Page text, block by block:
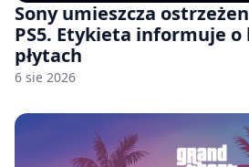
Sony umieszcza
PS5. Etykieta informuje
płytach
6 sie 2026